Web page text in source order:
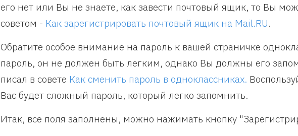
его нет или Вы не знаете, как завести почтовый ящик, то Вы
советом - Как зарегистрировать почтовый ящик на Mail.RU.
Обратите особое внимание на пароль к вашей страничке
пароль, он не должен быть легким, однако Вы должны его
писал в совете Как сменить пароль в одноклассниках.
Вас будет сложный пароль, который легко запомнить.
Итак, все поля заполнены, можно нажимать кнопку